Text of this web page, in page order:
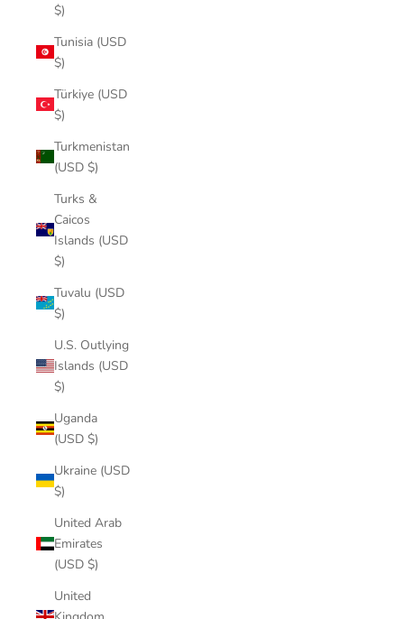
$)
Tunisia (USD
$)
Türkiye (USD
$)
Turkmenistan
(USD $)
Turks &
Caicos
Islands (USD
$)
Tuvalu (USD
$)
U.S. Outlying
Islands (USD
$)
Uganda
(USD $)
Ukraine (USD
$)
United Arab
Emirates
(USD $)
United